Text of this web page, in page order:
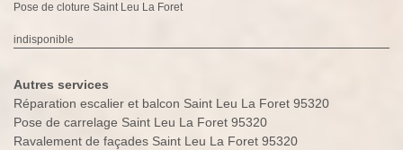
Pose de cloture Saint Leu La Foret
indisponible
Autres services
Réparation escalier et balcon Saint Leu La Foret 95320
Pose de carrelage Saint Leu La Foret 95320
Ravalement de façades Saint Leu La Foret 95320